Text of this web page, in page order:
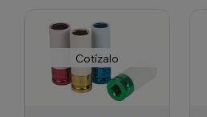
Cotízalo